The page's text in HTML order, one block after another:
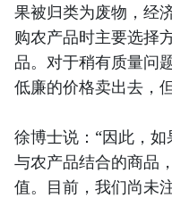
果被归类为废物，经
购农产品时主要选择
品。对于稍有质量问
低廉的价格卖出去，
徐博士说：“因此，
与农产品结合的商品
值。目前，我们尚未